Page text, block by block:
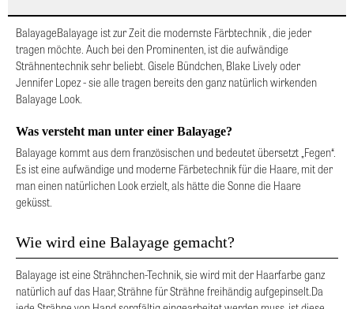
BalayageBalayage ist zur Zeit die modernste Färbtechnik , die jeder
tragen möchte. Auch bei den Prominenten, ist die aufwändige
Strähnentechnik sehr beliebt. Gisele Bündchen, Blake Lively oder
Jennifer Lopez - sie alle tragen bereits den ganz natürlich wirkenden
Balayage Look.
Was versteht man unter einer Balayage?
Balayage kommt aus dem französischen und bedeutet übersetzt „Fegen“.
Es ist eine aufwändige und moderne Färbetechnik für die Haare, mit der
man einen natürlichen Look erzielt, als hätte die Sonne die Haare
geküsst.
Wie wird eine Balayage gemacht?
Balayage ist eine Strähnchen-Technik, sie wird mit der Haarfarbe ganz
natürlich auf das Haar, Strähne für Strähne freihändig aufgepinselt.Da